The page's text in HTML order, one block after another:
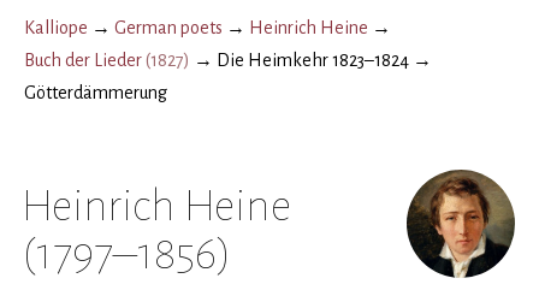
Kalliope → German poets → Heinrich Heine →
Buch der Lieder(1827) → Die Heimkehr 1823–1824 →
Götterdämmerung
Heinrich Heine
(1797–1856)